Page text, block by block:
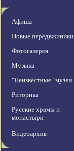
Афиша
Новые передвжиники
Фотогалерея
Музыка
"Неизвестные" музеи
Риторика
Русские храмы и
монастыри
Видеоархив